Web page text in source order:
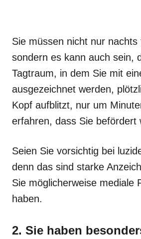
Sie müssen nicht nur nachts
sondern es kann auch sein,
Tagtraum, in dem Sie mit
ausgezeichnet werden,
Kopf aufblitzt, nur um
erfahren, dass Sie befördert
Seien Sie vorsichtig bei
denn das sind starke
Sie möglicherweise mediale
haben.
2. Sie haben